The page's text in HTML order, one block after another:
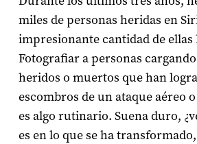
miles de personas heridas en
impresionante cantidad de ellas
Fotografiar a personas
heridos o muertos que han
escombros de un ataque aéreo
es algo rutinario. Suena duro,
es en lo que se ha